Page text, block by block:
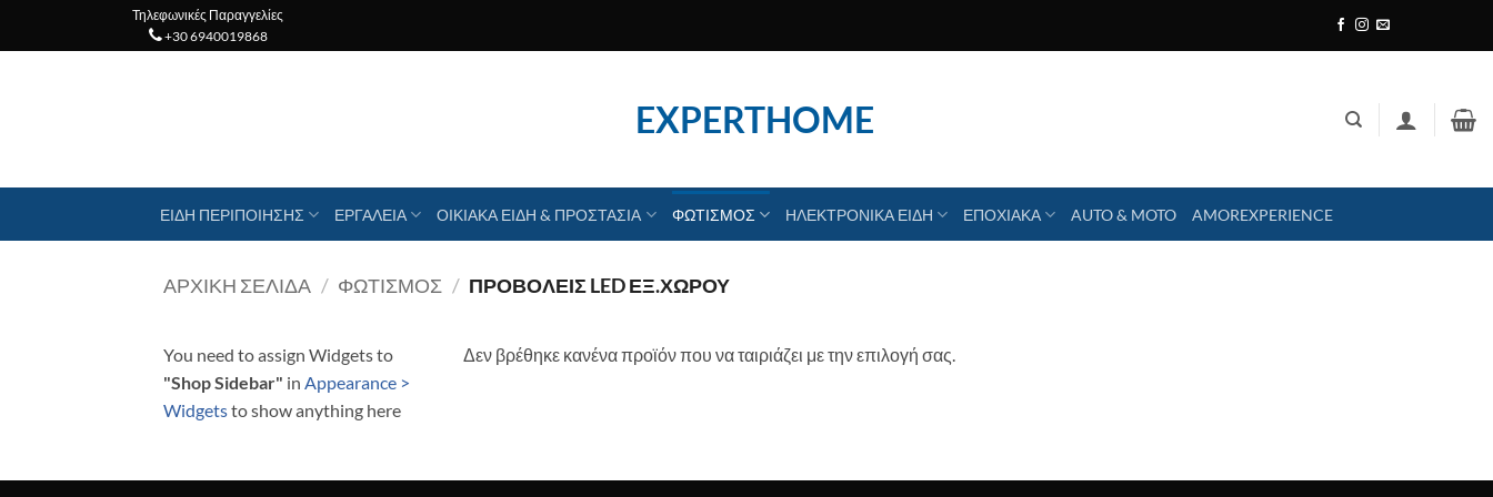
Τηλεφωνικές Παραγγελίες
+30 6940019868
EXPERTHOME
ΕΙΔΗ ΠΕΡΙΠΟΙΗΣΗΣ ΕΡΓΑΛΕΙΑ ΟΙΚΙΑΚΑ ΕΙΔΗ & ΠΡΟΣΤΑΣΙΑ ΦΩΤΙΣΜΟΣ ΗΛΕΚΤΡΟΝΙΚΑ ΕΙΔΗ ΕΠΟΧΙΑΚΑ AUTO & MOTO AMOREXPERIENCE
ΑΡΧΙΚΉ ΣΕΛΊΔΑ / ΦΩΤΙΣΜΟΣ / ΠΡΟΒΟΛΕΊΣ LED ΕΞ.ΧΏΡΟΥ
You need to assign Widgets to
"Shop Sidebar" in Appearance >
Widgetsto show anything here
Δεν βρέθηκε κανένα προϊόν που να ταιριάζει με την επιλογή σας.